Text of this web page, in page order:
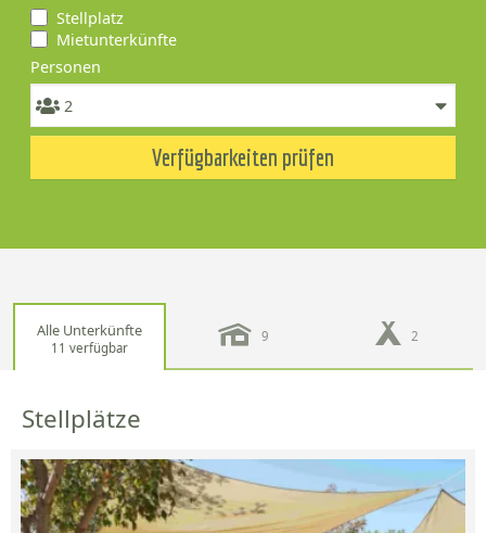
Stellplatz
Mietunterkünfte
Personen
Verfügbarkeiten prüfen
Alle Unterkünfte
11 verfügbar
9 2
Stellplätze